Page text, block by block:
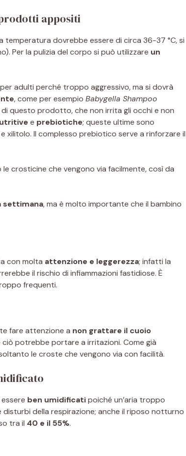
appositi
temperatura dovrebbe essere di circa 36-37 °C, si
Per la pulizia del corpo si può utilizzare un
adulti perché troppo aggressivo, ma si dovrà
, come per esempio Babygella Shampoo
di questo prodotto, che non irrita gli occhi e non
e prebiotiche; queste ultime sono
Il complesso prebiotico serve a rinforzare il
crosticine che vengono via facilmente, così da
settimana, ma è molto importante che il bambino
con molta attenzione e leggerezza; infatti la
il rischio di infiammazioni fastidiose. È
frequenti.
fare attenzione a non grattare il cuoio
potrebbe portare a irritazioni. Come già
le croste che vengono via con facilità.
ben umidificatipoiché un’aria troppo
della respirazione; anche il riposo notturno
tra il 40 e il 55%.